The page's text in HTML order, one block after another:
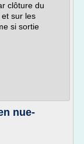
clôture du
sur les
si sortie
nue-